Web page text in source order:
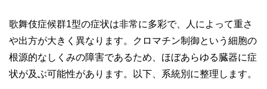
歌舞伎症候群1型の症状は非常に多彩で、人によって重さ
や出方が大きく異なります。クロマチン制御という細胞の
根源的なしくみの障害であるため、ほぼあらゆる臓器に症
状が及ぶ可能性があります。以下、系統別に整理します。